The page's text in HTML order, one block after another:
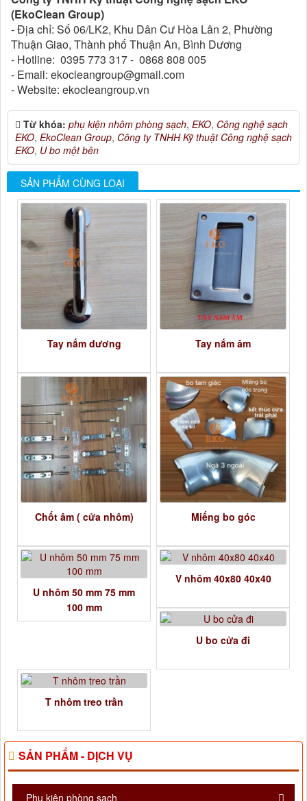
(EkoClean Group)
- Địa chỉ: Số 06/LK2, Khu Dân Cư Hòa Lân 2, Phường
Thuận Giao, Thành phố Thuận An, Bình Dương
- Hotline: 0395 773 317 - 0868 808 005
- Email: ekocleangroup@gmail.com
- Website: ekocleangroup.vn
Từ khóa: phụ kiện nhôm phòng sạch, EKO, Công nghệ sạch
EKO, EkoClean Group, Công ty TNHH Kỹ thuật Công nghệ sạch
EKO, U bo một bên
SẢN PHẨM CÙNG LOẠI
Tay nắm dương Tay nắm âm
Chốt âm ( cửa nhôm) Miếng bo góc
U nhôm 50 mm 75 mm
100 mm
V nhôm 40x80 40x40
U bo cửa đi
T nhôm treo trần
SẢN PHẨM - DỊCH VỤ
Phụ kiện phòng sạch